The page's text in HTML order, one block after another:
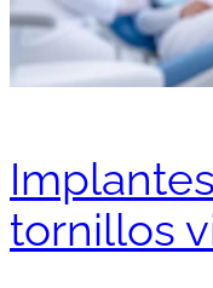
tornillos